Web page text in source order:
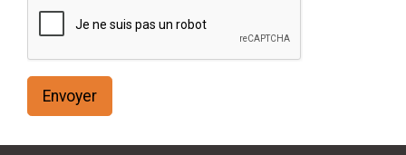
Envoyer